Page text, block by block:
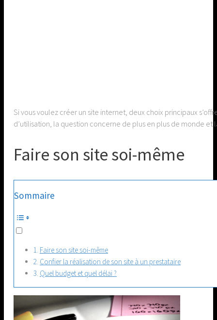
Si vous voulez créer un site internet, deux choix principaux
d’utilisation, la question concerne de plus en plus de monde
Faire son site soi-même
Sommaire
Faire son site soi-même
Confier la réalisation de son site à un prestataire
Quel budget et quel délai ?